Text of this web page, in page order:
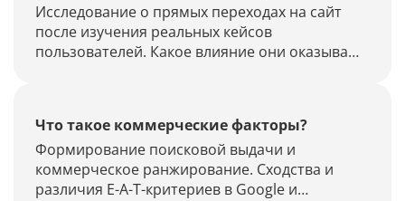
Исследование о прямых переходах на сайт
после изучения реальных кейсов
пользователей. Какое влияние они оказывают
от ботов.
Что такое коммерческие факторы?
Формирование поисковой выдачи и
коммерческое ранжирование. Сходства и
различия E-A-T-критериев в Google и